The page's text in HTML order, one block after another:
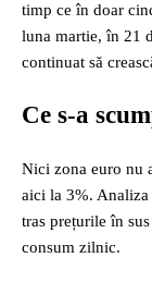
timp ce în doar
luna martie, în 21
continuat să
Ce s-a
Nici zona euro nu
aici la 3%. Analiza
tras prețurile în
consum zilnic.